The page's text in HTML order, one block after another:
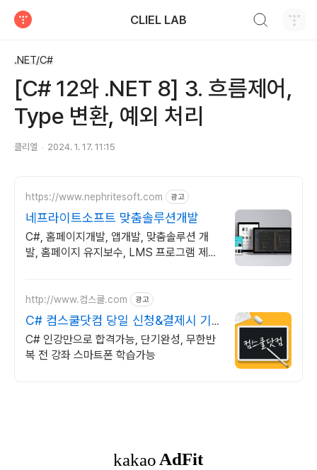
CLIEL LAB
.NET/C#
[C# 12와 .NET 8] 3. 흐름제어,
Type 변환, 예외 처리
클리엘 2024. 1. 17. 11:15
https://www.nephritesoft.com 광고
네프라이트소프트 맞춤솔루션개발
C#, 홈페이지개발, 앱개발, 맞춤솔루션 개
발, 홈페이지 유지보수, LMS 프로그램 제작
http://www.컴스쿨.com 광고
C# 컴스쿨닷컴 당일 신청&결제시 기
프티콘!
C# 인강만으로 합격가능, 단기완성, 무한반
복 전 강좌 스마트폰 학습가능